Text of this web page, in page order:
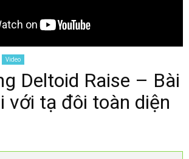
Video
Deltoid Raise – Bài
với tạ đôi toàn diện